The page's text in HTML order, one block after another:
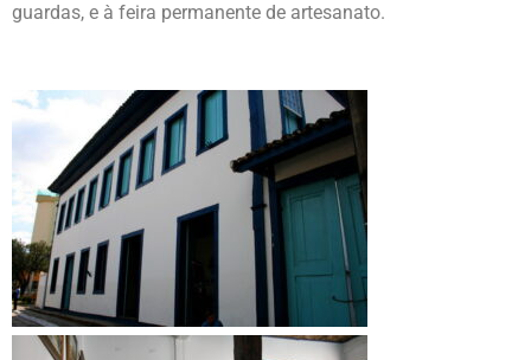
guardas, e à feira permanente de artesanato.